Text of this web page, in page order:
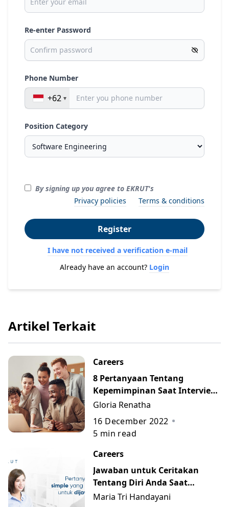
Re-enter Password
Phone Number
+62
Position Category
By signing up you agree to EKRUT's
Privacy policies
Terms & conditions
Register
I have not received a verification e-mail
Already have an account? Login
Artikel Terkait
Careers
8 Pertanyaan Tentang
Kepemimpinan Saat Interview
Kerja beserta Jawaban
Gloria Renatha
16 December 2022
5 min read
Careers
Jawaban untuk Ceritakan
Tentang Diri Anda Saat
Interview
Maria Tri Handayani